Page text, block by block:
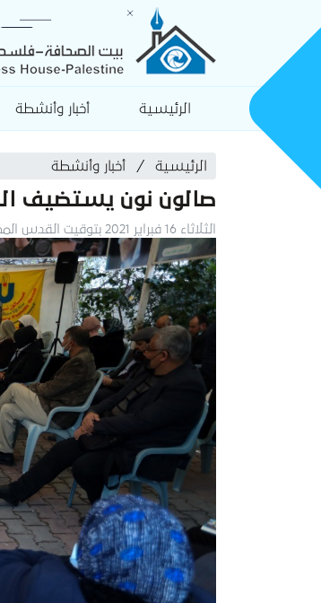
الرئيسية أخبار وأنشطة
الرئيسية أخبار وأنشطة
صالون نون يستضيف
الثلاثاء 16 فبراير 2021 بتوقيت القدس المحتلة